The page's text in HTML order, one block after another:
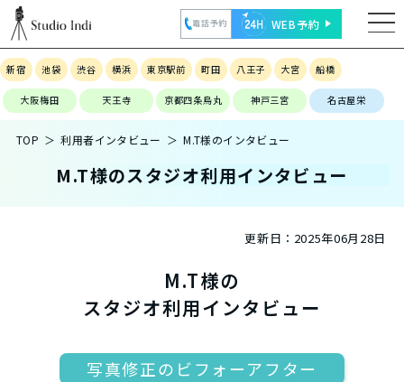
電話予約 WEB予約
新宿 池袋 渋谷 横浜 東京駅前 町田 八王子 大宮 船橋
大阪梅田 天王寺 京都四条烏丸 神戸三宮 名古屋栄
TOP 利用者インタビュー M.T様のインタビュー
M.T様のスタジオ利用インタビュー
更新日： 2025年06月28日
M.T様の
スタジオ利用インタビュー
写真修正のビフォーアフター